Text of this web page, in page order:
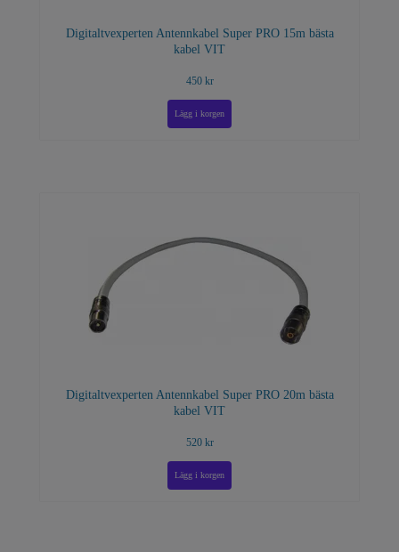
Digitaltvexperten Antennkabel Super PRO 15m bästa
kabel VIT
450 kr
Digitaltvexperten Antennkabel Super PRO 20m bästa
kabel VIT
520 kr